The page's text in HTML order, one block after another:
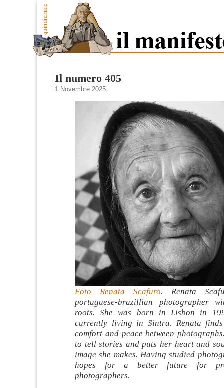
Il numero 405
1 Novembre 2025
Foto Renata Scafuro. Renata
portuguese-brazillian photographer
roots. She was born in Lisbon in
currently living in Sintra. Renata finds
comfort and peace between
to tell stories and puts her heart and
image she makes. Having studied
hopes for a better future for
photographers.